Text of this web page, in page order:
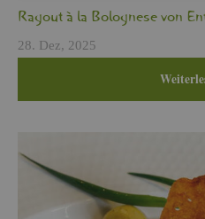
Ra­gout à la Bo­lo­gne­se von
28. Dez, 2025